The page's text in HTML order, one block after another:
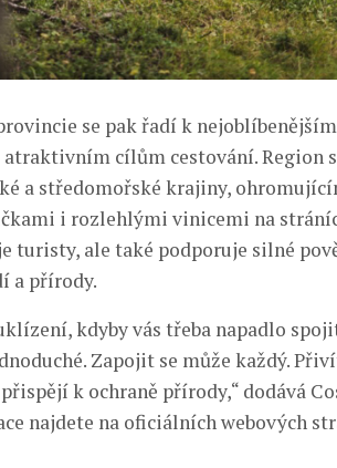
se pak řadí k nejoblíbenějším
cílům cestování. Region
a středomořské krajiny,
i rozlehlými vinicemi na
turisty, ale také podporuje silné
a přírody.
kdyby vás třeba napadlo
Zapojit se může každý.
k ochraně přírody,“ dodává
najdete na oficiálních webových